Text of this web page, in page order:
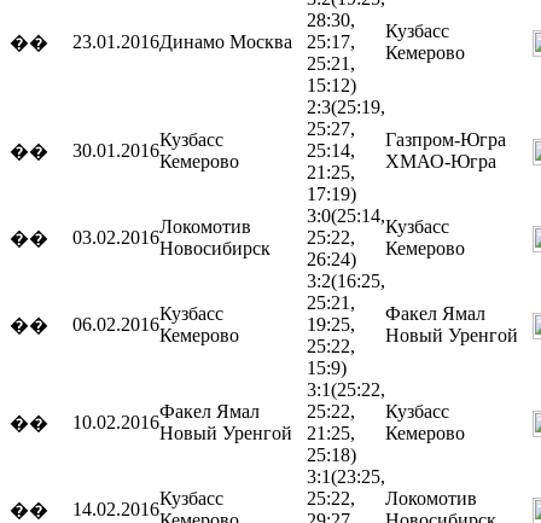
�� 23.01.2016Динамо Москва
28:30,
25:17,
25:21,
15:12)
Кузбасс
Кемерово
�� 30.01.2016
Кузбасс
Кемерово
2:3(25:19,
25:27,
25:14,
21:25,
17:19)
Газпром-Югра
ХМАО-Югра
�� 03.02.2016
Локомотив
Новосибирск
3:0(25:14,
25:22,
26:24)
Кузбасс
Кемерово
�� 06.02.2016
Кузбасс
Кемерово
3:2(16:25,
25:21,
19:25,
25:22,
15:9)
Факел Ямал
Новый Уренгой
�� 10.02.2016
Факел Ямал
Новый Уренгой
3:1(25:22,
25:22,
21:25,
25:18)
Кузбасс
Кемерово
�� 14.02.2016
Кузбасс
3:1(23:25,
25:22,
Локомотив